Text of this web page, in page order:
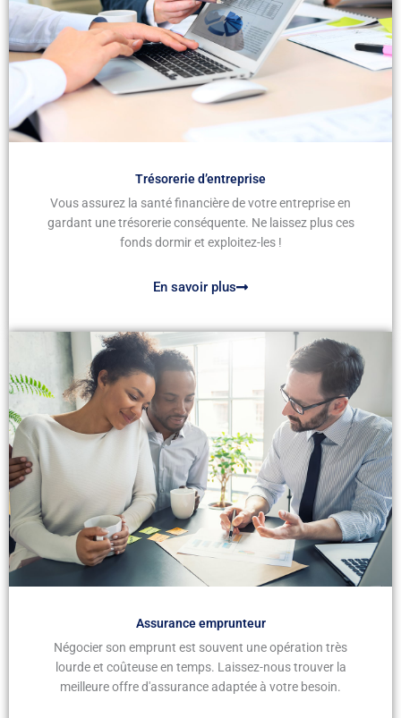
Trésorerie d’entreprise
Vous assurez la santé financière de votre entreprise en
gardant une trésorerie conséquente. Ne laissez plus ces
fonds dormir et exploitez-les !
En savoir plus
Assurance emprunteur
Négocier son emprunt est souvent une opération très
lourde et coûteuse en temps. Laissez-nous trouver la
meilleure offre d'assurance adaptée à votre besoin.